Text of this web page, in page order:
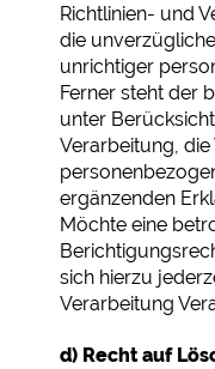
Richtlinien- und
die
unrichtiger
Ferner steht der
unter
Verarbeitung,
ergänzenden
Möchte eine
sich hierzu
Verarbeitung
d) Recht auf